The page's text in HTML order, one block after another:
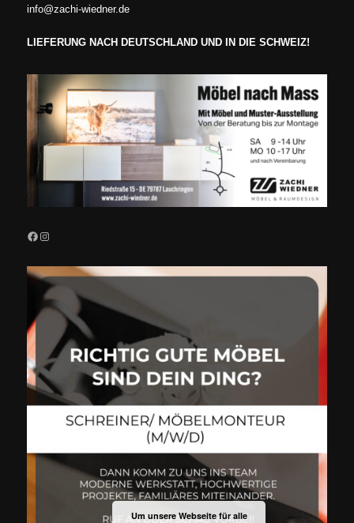
info@zachi-wiedner.de
LIEFERUNG NACH DEUTSCHLAND UND IN DIE SCHWEIZ!
Facebook
Instagram
Um unsere Webseite für alle